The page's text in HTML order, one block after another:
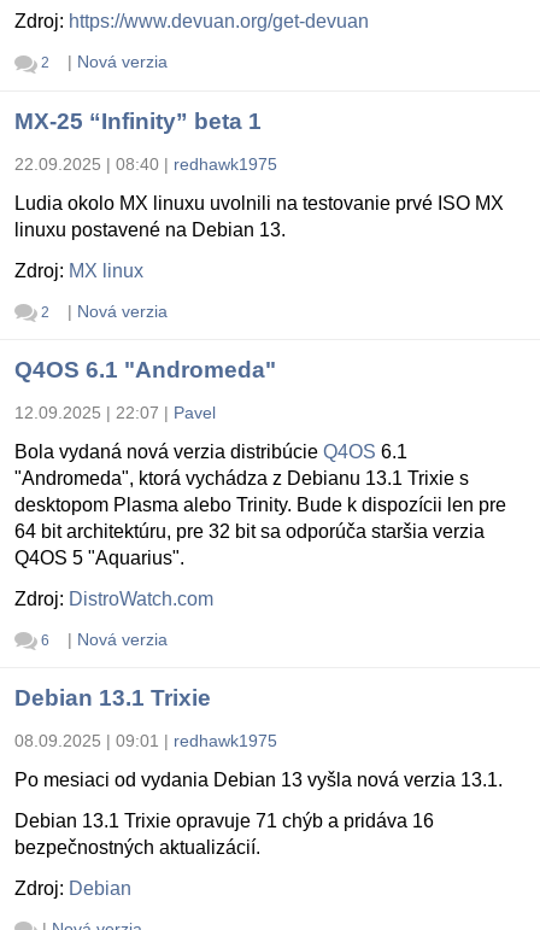
Zdroj: https://www.devuan.org/get-devuan
2 | Nová verzia
MX-25 “Infinity” beta 1
22.09.2025 | 08:40 | redhawk1975
Ludia okolo MX linuxu uvolnili na testovanie prvé ISO MX
linuxu postavené na Debian 13.
Zdroj: MX linux
2 | Nová verzia
Q4OS 6.1 "Andromeda"
12.09.2025 | 22:07 | Pavel
Bola vydaná nová verzia distribúcie Q4OS 6.1
"Andromeda", ktorá vychádza z Debianu 13.1 Trixie s
desktopom Plasma alebo Trinity. Bude k dispozícii len pre
64 bit architektúru, pre 32 bit sa odporúča staršia verzia
Q4OS 5 "Aquarius".
Zdroj: DistroWatch.com
6 | Nová verzia
Debian 13.1 Trixie
08.09.2025 | 09:01 | redhawk1975
Po mesiaci od vydania Debian 13 vyšla nová verzia 13.1.
Debian 13.1 Trixie opravuje 71 chýb a pridáva 16
bezpečnostných aktualizácií.
Zdroj: Debian